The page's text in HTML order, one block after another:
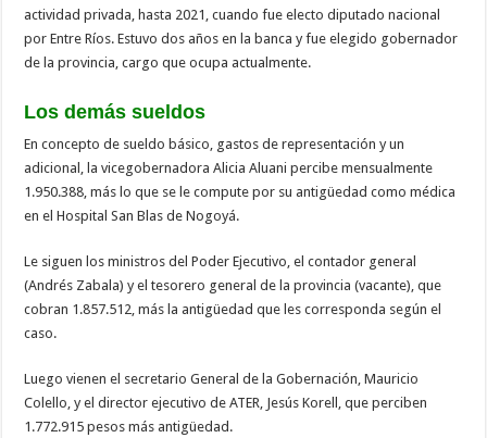
actividad privada, hasta 2021, cuando fue electo diputado nacional
por Entre Ríos. Estuvo dos años en la banca y fue elegido gobernador
de la provincia, cargo que ocupa actualmente.
Los demás sueldos
En concepto de sueldo básico, gastos de representación y un
adicional, la vicegobernadora Alicia Aluani percibe mensualmente
1.950.388, más lo que se le compute por su antigüedad como médica
en el Hospital San Blas de Nogoyá.
Le siguen los ministros del Poder Ejecutivo, el contador general
(Andrés Zabala) y el tesorero general de la provincia (vacante), que
cobran 1.857.512, más la antigüedad que les corresponda según el
caso.
Luego vienen el secretario General de la Gobernación, Mauricio
Colello, y el director ejecutivo de ATER, Jesús Korell, que perciben
1.772.915 pesos más antigüedad.